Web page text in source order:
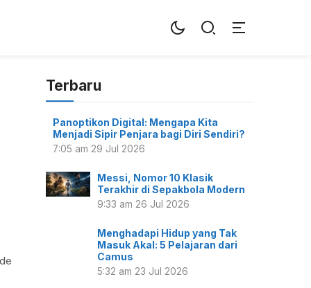
Terbaru
Panoptikon Digital: Mengapa Kita
Menjadi Sipir Penjara bagi Diri Sendiri?
7:05 am 29 Jul 2026
Messi, Nomor 10 Klasik
Terakhir di Sepakbola Modern
9:33 am 26 Jul 2026
Menghadapi Hidup yang Tak
Masuk Akal: 5 Pelajaran dari
Camus
5:32 am 23 Jul 2026